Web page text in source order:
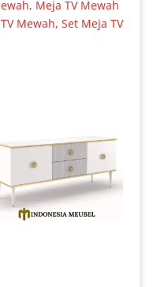
, Meja TV Mewah
Mewah, Set Meja TV